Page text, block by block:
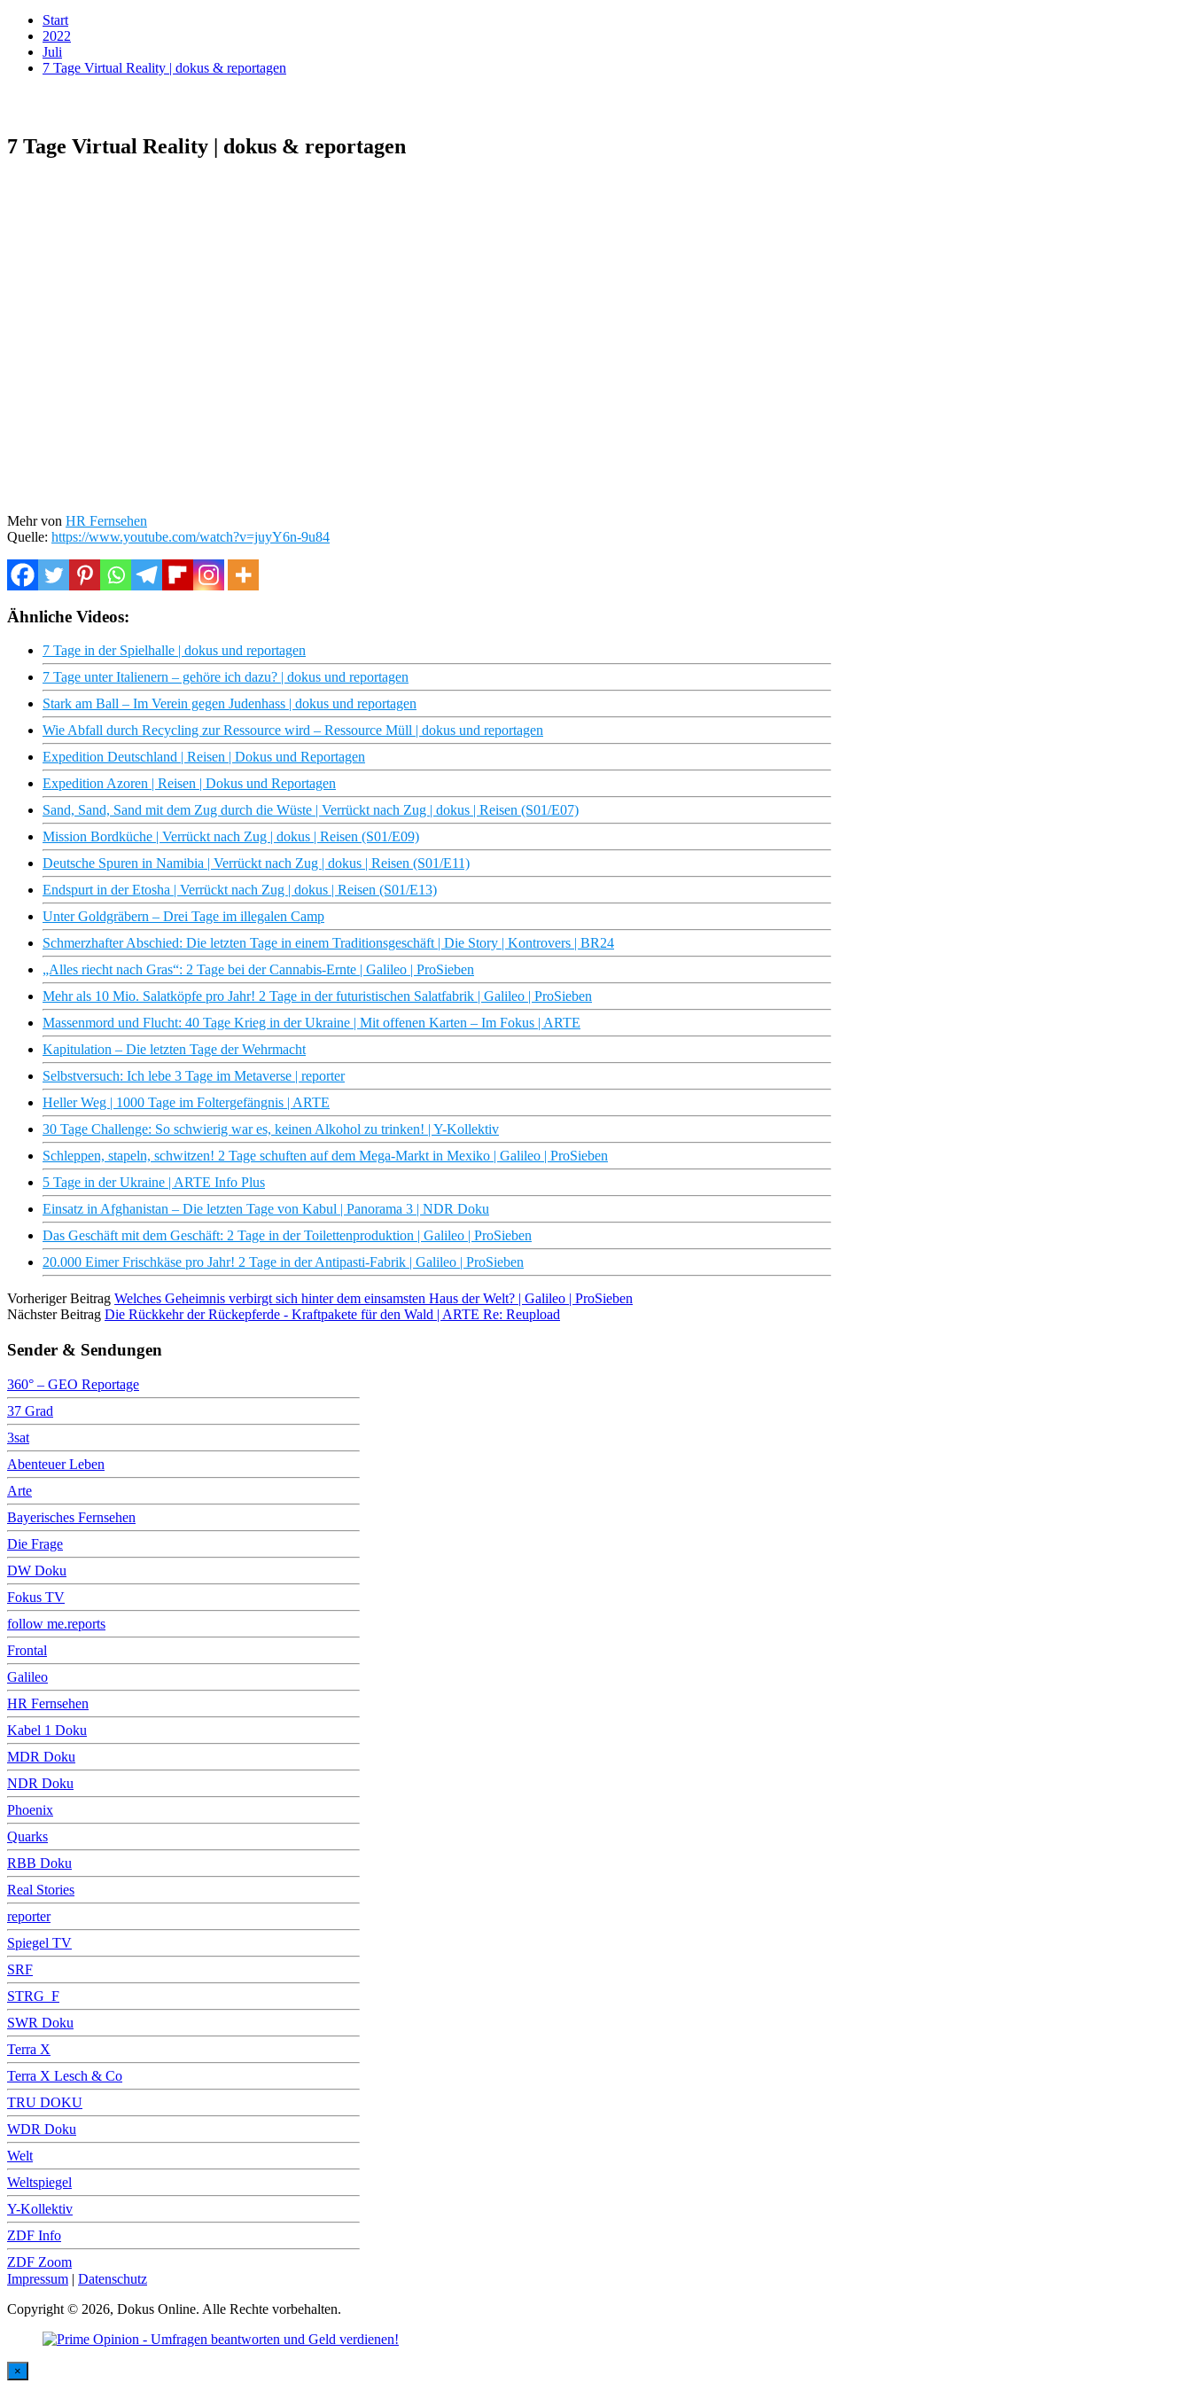
Start
2022
Juli
7 Tage Virtual Reality | dokus & reportagen
7 Tage Virtual Reality | dokus & reportagen
Mehr von HR Fernsehen
Quelle: https://www.youtube.com/watch?v=juyY6n-9u84
Ähnliche Videos:
7 Tage in der Spielhalle | dokus und reportagen
7 Tage unter Italienern – gehöre ich dazu? | dokus und reportagen
Stark am Ball – Im Verein gegen Judenhass | dokus und reportagen
Wie Abfall durch Recycling zur Ressource wird – Ressource Müll | dokus und reportagen
Expedition Deutschland | Reisen | Dokus und Reportagen
Expedition Azoren | Reisen | Dokus und Reportagen
Sand, Sand, Sand mit dem Zug durch die Wüste | Verrückt nach Zug | dokus | Reisen (S01/E07)
Mission Bordküche | Verrückt nach Zug | dokus | Reisen (S01/E09)
Deutsche Spuren in Namibia | Verrückt nach Zug | dokus | Reisen (S01/E11)
Endspurt in der Etosha | Verrückt nach Zug | dokus | Reisen (S01/E13)
Unter Goldgräbern – Drei Tage im illegalen Camp
Schmerzhafter Abschied: Die letzten Tage in einem Traditionsgeschäft | Die Story | Kontrovers | BR24
„Alles riecht nach Gras“: 2 Tage bei der Cannabis-Ernte | Galileo | ProSieben
Mehr als 10 Mio. Salatköpfe pro Jahr! 2 Tage in der futuristischen Salatfabrik | Galileo | ProSieben
Massenmord und Flucht: 40 Tage Krieg in der Ukraine | Mit offenen Karten – Im Fokus | ARTE
Kapitulation – Die letzten Tage der Wehrmacht
Selbstversuch: Ich lebe 3 Tage im Metaverse | reporter
Heller Weg | 1000 Tage im Foltergefängnis | ARTE
30 Tage Challenge: So schwierig war es, keinen Alkohol zu trinken! | Y-Kollektiv
Schleppen, stapeln, schwitzen! 2 Tage schuften auf dem Mega-Markt in Mexiko | Galileo | ProSieben
5 Tage in der Ukraine | ARTE Info Plus
Einsatz in Afghanistan – Die letzten Tage von Kabul | Panorama 3 | NDR Doku
Das Geschäft mit dem Geschäft: 2 Tage in der Toilettenproduktion | Galileo | ProSieben
20.000 Eimer Frischkäse pro Jahr! 2 Tage in der Antipasti-Fabrik | Galileo | ProSieben
Vorheriger Beitrag Welches Geheimnis verbirgt sich hinter dem einsamsten Haus der Welt? | Galileo | ProSieben
Nächster Beitrag Die Rückkehr der Rückepferde - Kraftpakete für den Wald | ARTE Re: Reupload
Sender & Sendungen
360° – GEO Reportage
37 Grad
3sat
Abenteuer Leben
Arte
Bayerisches Fernsehen
Die Frage
DW Doku
Fokus TV
follow me.reports
Frontal
Galileo
HR Fernsehen
Kabel 1 Doku
MDR Doku
NDR Doku
Phoenix
Quarks
RBB Doku
Real Stories
reporter
Spiegel TV
SRF
STRG_F
SWR Doku
Terra X
Terra X Lesch & Co
TRU DOKU
WDR Doku
Welt
Weltspiegel
Y-Kollektiv
ZDF Info
ZDF Zoom
Impressum | Datenschutz
Copyright © 2026, Dokus Online. Alle Rechte vorbehalten.
×